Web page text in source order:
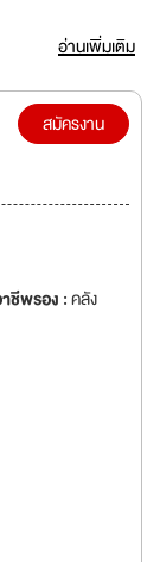
ะนำเข้าอุปกรณ์รถ
ครื่องหมายการค้า
เดียว และสินค้าจาก
ปัจจุบัน
ลูกค้า บริษัท
ผลิตอุปกรณ์รถ
น” มาตรฐาน
ม และมาตรฐาน
ริการติดตั้งอุปกรณ์
การของลูกค้าอีก
ขนาด 20 และ 40
คัน
อ่านเพิ่มเติม
สมัครงาน
ชีพรอง :คลัง